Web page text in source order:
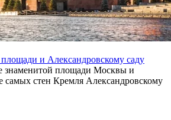
и Александровскому саду
знаменитой площади Москвы и
самых стен Кремля Александровскому